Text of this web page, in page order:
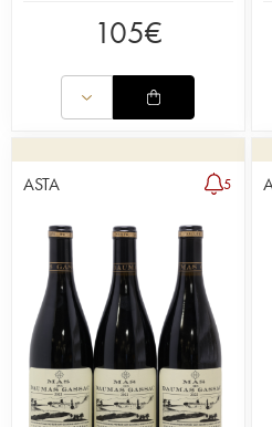
clonato, lo stesso che ha
storiche di inizio XX
dopo una lunga
maturazione avviene in
filtrazione ma con un
all’albumina d’uovo. I vini
Gassac si apprezzano già
profondità e la complessità
necessitano una lunga
di tre o quattro ore, o anche
105€
ASTA 5